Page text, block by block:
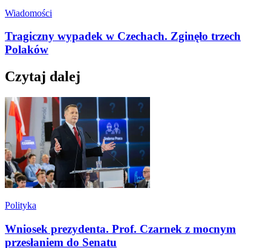
Wiadomości
Tragiczny wypadek w Czechach. Zginęło trzech
Polaków
Czytaj dalej
Polityka
Wniosek prezydenta. Prof. Czarnek z mocnym
przesłaniem do Senatu